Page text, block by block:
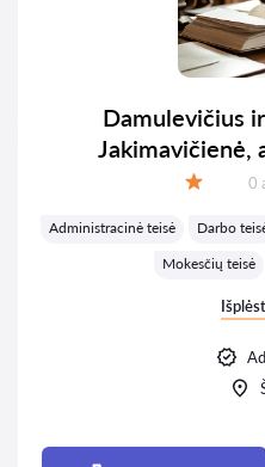
Damulevičius
Jakimavičienė,
0
Administracinė teisė Darbo
Mokesčių teisė